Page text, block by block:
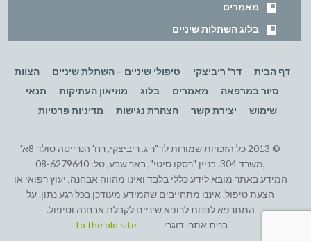
מאמרים
בלוג השתלות שיניים
דף הבית דר' ריביצקי טיפולי שיניים – השתלת שיניים
הצוות
סיור במרפאה
מאמרים בלוג מוזיאון העתיקות
תנאי
שימוש
יצירת קשר הצהרת נגישות מדיניות פרטיות
© 2013 כל הזכויות שמורות לד"ר ג. ריביצקי, רח' הנרייטה סולד 8א'
,משרד 304, בניין "רסקו סיטי", באר שבע, טל: 08-6279640
המידע באתר מובא לידע כללי בלבד ואינו מהווה אבחנה, יעוץ רפואי או
הצעת טיפול. איננו מתחייבים שהמידע מעודכן בכל רגע נתון. על
המתרפא לפנות לרופא שיניים לקבלת אבחנה וטיפול.
בנית אתר:דוגרי To the old site